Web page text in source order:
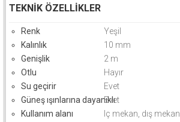
TEKNIK ÖZELLIKLER
Renk
Yeşil
Kalınlık
10 mm
Genişlik
2 m
Otlu
Hayır
Su geçirir
Evet
Güneş ışınlarına dayanıklı
Evet
Kullanım alanı
Iç mekan, dış mekan